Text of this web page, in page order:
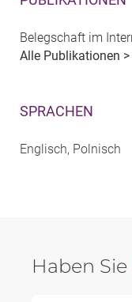
Belegschaft im
Alle Publikationen >
SPRACHEN
Englisch, Polnisch
Haben Sie